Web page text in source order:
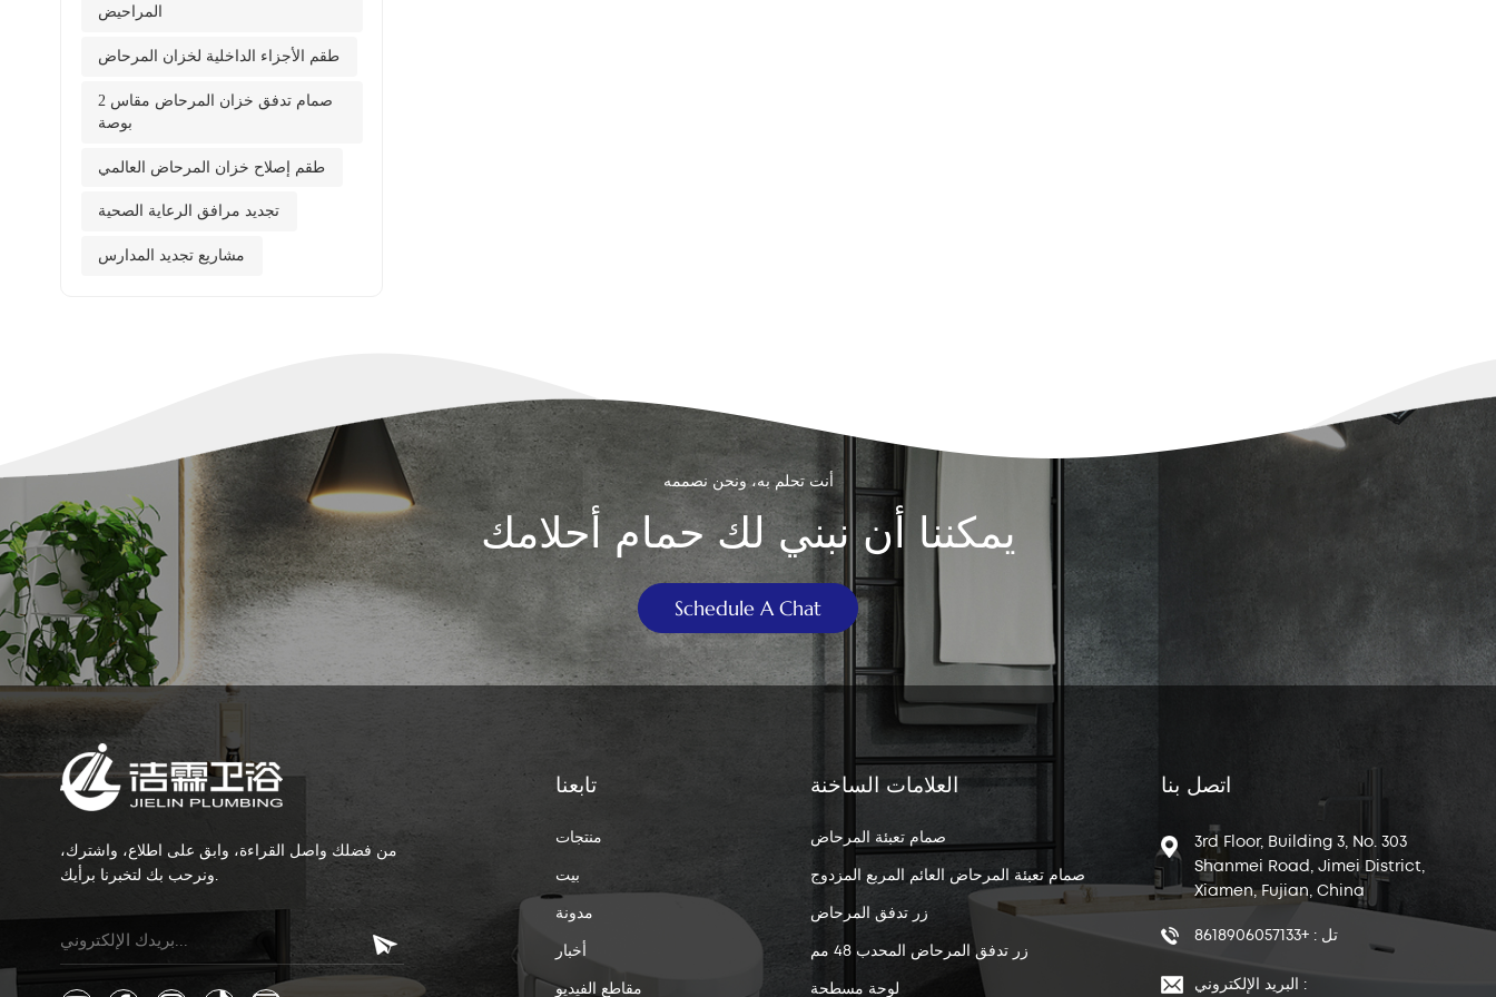
المراحيض
طقم الأجزاء الداخلية لخزان المرحاض
صمام تدفق خزان المرحاض مقاس 2
بوصة
طقم إصلاح خزان المرحاض العالمي
تجديد مرافق الرعاية الصحية
مشاريع تجديد المدارس
أنت تحلم به، ونحن نصممه
يمكننا أن نبني لك حمام أحلامك
Schedule A Chat
من فضلك واصل القراءة، وابق على اطلاع، واشترك،
تابعنا
منتجات
بيت
مدونة
أخبار
مقاطع الفيديو
العلامات الساخنة
صمام تعبئة المرحاض
صمام تعبئة المرحاض العائم المربع المزدوج
زر تدفق المرحاض
زر تدفق المرحاض المحدب 48 مم
لوحة مسطحة
اتصل بنا
3rd Floor, Building 3, No. 303
Shanmei Road, Jimei District,
Xiamen, Fujian, China
تل : +8618906057133
البريد الإلكتروني :